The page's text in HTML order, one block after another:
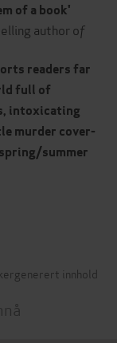
of a book'
author of
readers far
full of
intoxicating
murder cover-
summer
innhold